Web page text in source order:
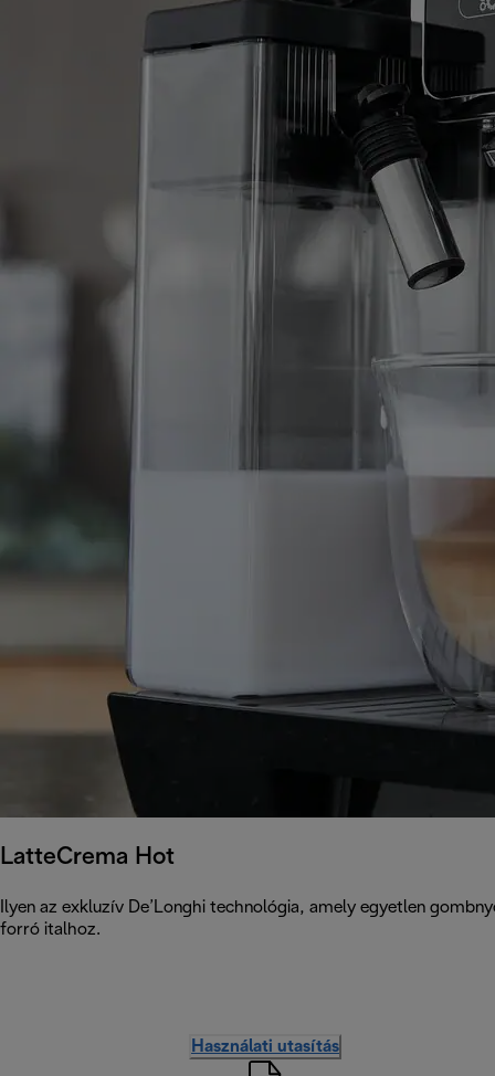
LatteCrema Hot
Ilyen az exkluzív De’Longhi technológia, amely egyetlen
forró italhoz.
Használati utasítás